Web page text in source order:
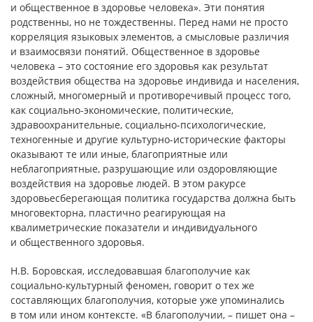
и общественное в здоровье человека». Эти понятия
родственны, но не тождественны. Перед нами не просто
корреляция языковых элементов, а смысловые различия
и взаимосвязи понятий. Общественное в здоровье
человека – это состояние его здоровья как результат
воздействия общества на здоровье индивида и населения,
сложный, многомерный и противоречивый процесс того,
как социально-экономические, политические,
здравоохранительные, социально-психологические,
техногенные и другие культурно-исторические факторы
оказывают те или иные, благоприятные или
неблагоприятные, разрушающие или оздоровляющие
воздействия на здоровье людей. В этом ракурсе
здоровьесберегающая политика государства должна быть
многовекторна, пластично реагирующая на
квалиметрические показатели и индивидуального
и общественного здоровья.
Н.В. Боровская, исследовавшая благополучие как
социально-культурный феномен, говорит о тех же
составляющих благополучия, которые уже упоминались
в том или ином контексте. «В благополучии, – пишет она –